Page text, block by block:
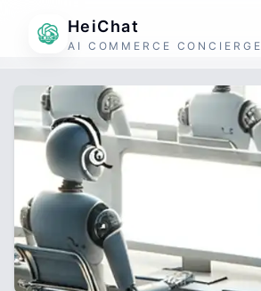
HeiChat
AI COMMERCE CONCIERGE